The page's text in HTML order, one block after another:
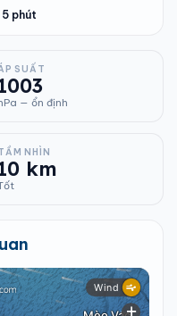
5 phút
SUẤT
— ổn định
NHÌN
km